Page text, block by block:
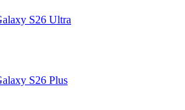
S26 Ultra
S26 Plus